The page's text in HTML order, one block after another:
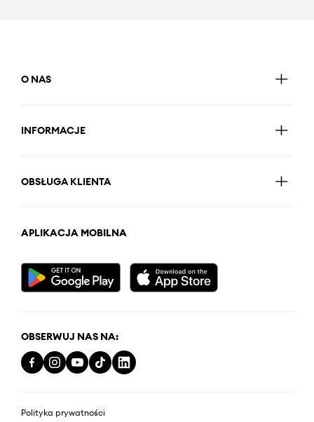
O NAS
INFORMACJE
OBSŁUGA KLIENTA
APLIKACJA MOBILNA
OBSERWUJ NAS NA:
Polityka prywatności